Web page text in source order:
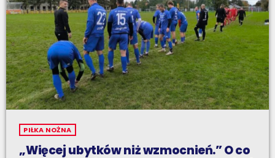
PIŁKA NOŻNA
„Więcej ubytków niż wzmocnień.” O co